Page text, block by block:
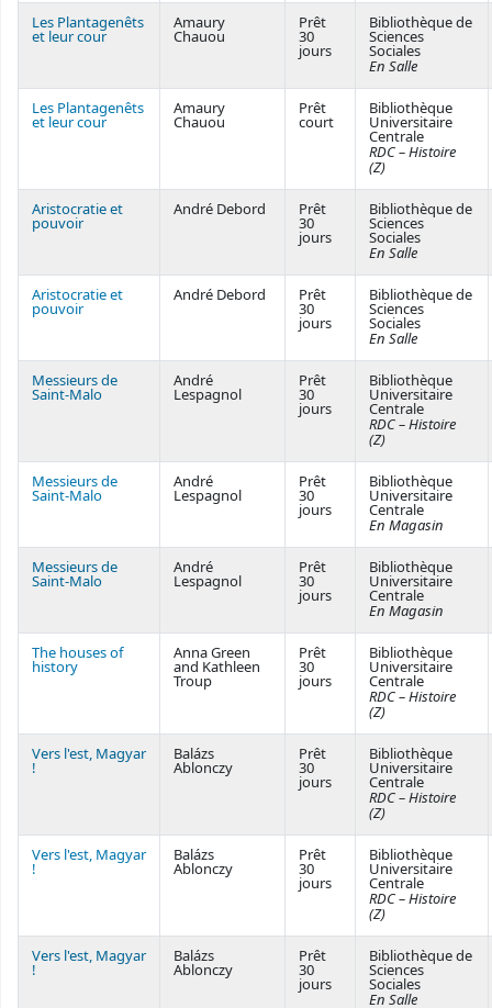
Les Plantagenêts
et leur cour
Amaury
Chauou
Prêt
30
jours
Bibliothèque de
Sciences
Sociales
En Salle
Les Plantagenêts
et leur cour
Amaury
Chauou
Prêt
court
Bibliothèque
Universitaire
Centrale
RDC – Histoire
(Z)
Aristocratie et
pouvoir
André Debord Prêt
30
jours
Bibliothèque de
Sciences
Sociales
En Salle
Aristocratie et
pouvoir
André Debord Prêt
30
jours
Bibliothèque de
Sciences
Sociales
En Salle
Messieurs de
Saint-Malo
André
Lespagnol
Prêt
30
jours
Bibliothèque
Universitaire
Centrale
RDC – Histoire
(Z)
Messieurs de
Saint-Malo
André
Lespagnol
Prêt
30
jours
Bibliothèque
Universitaire
Centrale
En Magasin
Messieurs de
Saint-Malo
André
Lespagnol
Prêt
30
jours
Bibliothèque
Universitaire
Centrale
En Magasin
The houses of
history
Anna Green
and Kathleen
Troup
Prêt
30
jours
Bibliothèque
Universitaire
Centrale
RDC – Histoire
(Z)
Vers l'est, Magyar
!
Balázs
Ablonczy
Prêt
30
jours
Bibliothèque
Universitaire
Centrale
RDC – Histoire
(Z)
Vers l'est, Magyar
!
Balázs
Ablonczy
Prêt
30
jours
Bibliothèque
Universitaire
Centrale
RDC – Histoire
(Z)
Vers l'est, Magyar
!
Balázs
Ablonczy
Prêt
30
jours
Bibliothèque de
Sciences
Sociales
En Salle